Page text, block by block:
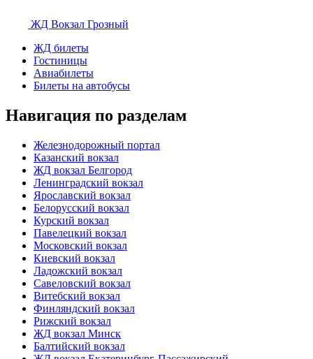
ЖД Вокзал Грозный
ЖД билеты
Гостиницы
Авиабилеты
Билеты на автобусы
Навигация по разделам
Железнодорожный портал
Казанский вокзал
ЖД вокзал Белгород
Ленинградский вокзал
Ярославский вокзал
Белорусский вокзал
Курский вокзал
Павелецкий вокзал
Московский вокзал
Киевский вокзал
Ладожский вокзал
Савеловский вокзал
Витебский вокзал
Финляндский вокзал
Рижский вокзал
ЖД вокзал Минск
Балтийский вокзал